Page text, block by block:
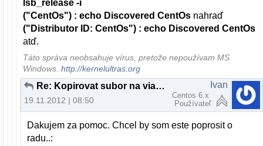
lsb_release -i
("CentOs") : echo Discovered CentOs nahraď
("Distributor ID: CentOs") : echo Discovered CentOs
atď.
Táto správa neobsahuje vírus, pretože nepoužívam MS
Windows.http://kernelultras.org
Re: Kopirovat subor na viacere servery
19.11.2012 | 08:50
Ivan
Centos 6.x
Používateľ
Dakujem za pomoc. Chcel by som este poprosit o
radu..: